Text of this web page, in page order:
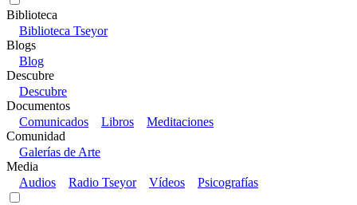
Biblioteca
Biblioteca Tseyor
Blogs
Blog
Descubre
Descubre
Documentos
Comunicados
Libros
Meditaciones
Comunidad
Galerías de Arte
Media
Audios
Radio Tseyor Vídeos Psicografías